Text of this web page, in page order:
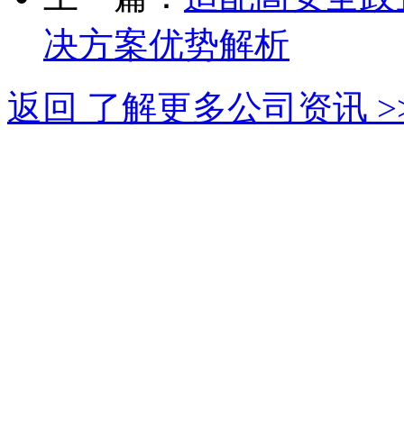
决方案优势解析
返回 了解更多公司资讯